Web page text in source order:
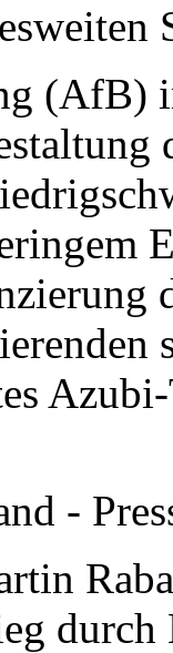
(AfB)
-
durch